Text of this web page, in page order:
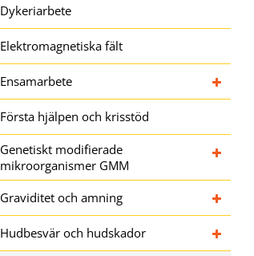
Dykeriarbete
Elektromagnetiska fält
Ensamarbete
Första hjälpen och krisstöd
Genetiskt modifierade
mikroorganismer GMM
Graviditet och amning
Hudbesvär och hudskador